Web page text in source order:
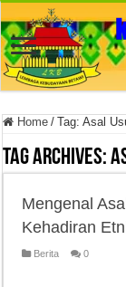
Home / Tag:Asal
Tag Archives:
Mengenal
Kehadiran
Berita 0